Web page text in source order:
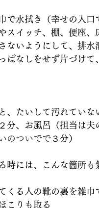
で水拭き（幸せの入口
スイッチ、棚、便座、
ないようにして、排水
ぱなしをせず片づけて
、たいして汚れてい
、お風呂（担当は夫
のついでで ３分）
時には、こんな箇所
くる人の靴の裏を雑巾
こりも取る